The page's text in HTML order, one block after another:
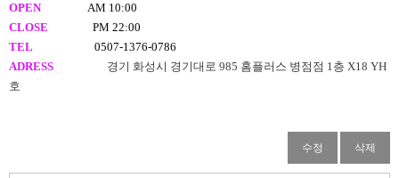
OPEN
AM 10:00
CLOSE
PM 22:00
TEL
0507-1376-0786
ADRESS
경기 화성시 경기대로 985 홈플러스 병점점 1층 X18 YH
호
수정 삭제